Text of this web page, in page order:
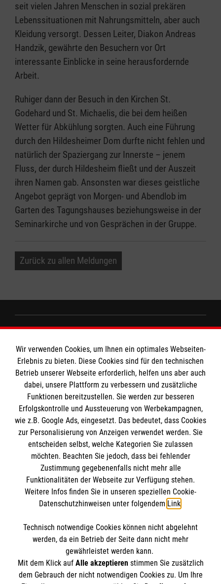
seit vielen Jahren Menschen in sozial prekären
Lebenssituationen mit Nahrungsmitteln, aber auch
Kleidung versorgt. Dessen Leiter, Diakon Andreas
Handzik, gewährte den Besuchern vor Ort
interessante Einblicke in seine herausfordernde
Arbeit.
Ruhiger dann der Besuch in den Kirchen St.
Godehard und St. Michaelis, die bei dem heißen
Wetter für Abkühlung sorgten. Auch eine Führung
durch den Hildesheimer Dom durfte nicht fehlen und
natürlich der Spaziergang zur Innerste – jenem
Fluss, der durch Hildesheim fließt und der Auszeit
ihren Namen gab. Ansonsten war dieses geistliche
Angebot geprägt von Morgen- und Abendlob im
Garten des Tagungshauses beziehungsweise in der
Seminarkirche und von Gesprächen in der Gruppe.
Zurück zu allen Meldungen
Impressum
Datenschutz
Barrierefreiheit
Kontakt
Die Malteser
Malteser in Deutschland
Malteserorden
Sharepoint
MPG Ansprechpartner
Den Beauftragten für Medizinproduktesicherheit
im Malteser Rettungsdienst und den
Einsatzdiensten der Malteser können Sie
kontaktieren.
Spendenkonto
IBAN: DE07370601201201209281
BIC: GENODED1PA7
So finden Sie uns
Waterloostraße 25
Der Malteser Hilfsdienst e.V. ist als eingetragene
Wir verwenden Cookies, um Ihnen ein optimales Webseiten-
Erlebnis zu bieten. Diese Cookies sind für den technischen
Betrieb unserer Webseite erforderlich, helfen uns aber auch
dabei, unsere Plattform zu verbessern und zusätzliche
Funktionen bereitzustellen. Sie werden zur besseren
Erfolgskontrolle und Aussteuerung von Werbekampagnen,
wie z.B. Google Ads, eingesetzt. Das bedeutet, dass Cookies
zur Personalisierung von Anzeigen verwendet werden. Sie
entscheiden selbst, welche Kategorien Sie zulassen
möchten. Beachten Sie jedoch, dass bei fehlender
Zustimmung gegebenenfalls nicht mehr alle
Funktionalitäten der Webseite zur Verfügung stehen.
Weitere Infos finden Sie in unseren speziellen Cookie-
Datenschutzhinweisen unter folgendem Link.
Technisch notwendige Cookies können nicht abgelehnt
werden, da ein Betrieb der Seite dann nicht mehr
gewährleistet werden kann.
Mit dem Klick auf Alle akzeptierenstimmen Sie zusätzlich
dem Gebrauch der nicht notwendigen Cookies zu. Um Ihre